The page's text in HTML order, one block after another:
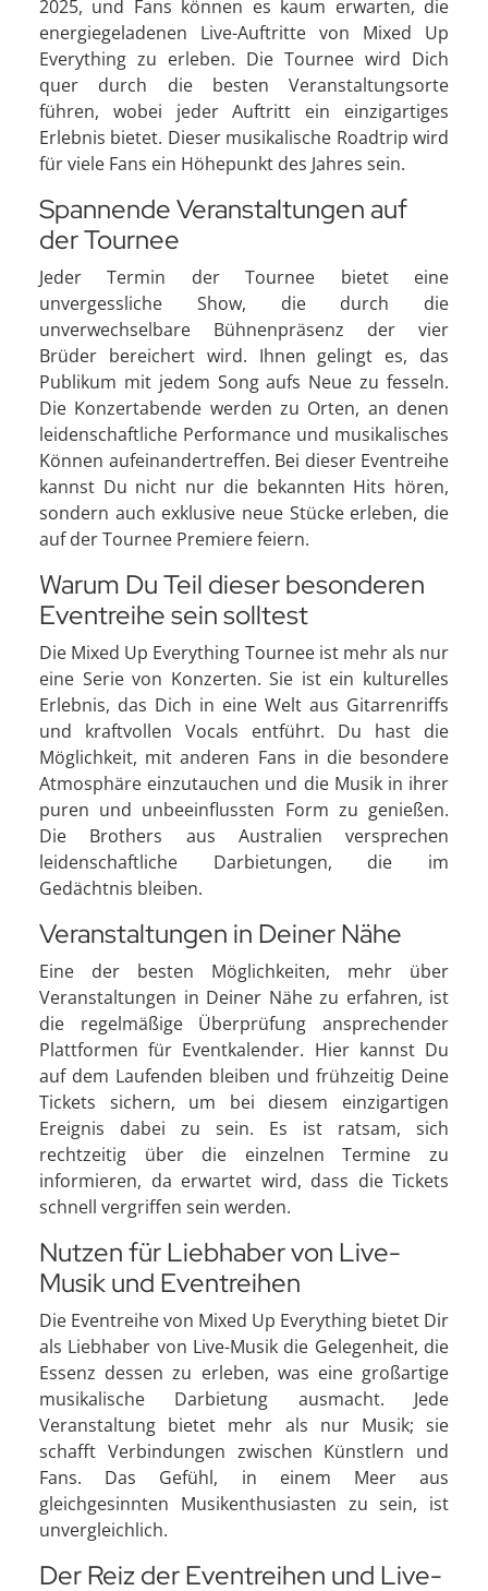
2025, und Fans können es kaum erwarten, die
energiegeladenen Live-Auftritte von Mixed Up
Everything zu erleben. Die Tournee wird Dich
quer durch die besten Veranstaltungsorte
führen, wobei jeder Auftritt ein einzigartiges
Erlebnis bietet. Dieser musikalische Roadtrip wird
für viele Fans ein Höhepunkt des Jahres sein.
Spannende Veranstaltungen auf
der Tournee
Jeder Termin der Tournee bietet eine
unvergessliche Show, die durch die
unverwechselbare Bühnenpräsenz der vier
Brüder bereichert wird. Ihnen gelingt es, das
Publikum mit jedem Song aufs Neue zu fesseln.
Die Konzertabende werden zu Orten, an denen
leidenschaftliche Performance und musikalisches
Können aufeinandertreffen. Bei dieser Eventreihe
kannst Du nicht nur die bekannten Hits hören,
sondern auch exklusive neue Stücke erleben, die
auf der Tournee Premiere feiern.
Warum Du Teil dieser besonderen
Eventreihe sein solltest
Die Mixed Up Everything Tournee ist mehr als nur
eine Serie von Konzerten. Sie ist ein kulturelles
Erlebnis, das Dich in eine Welt aus Gitarrenriffs
und kraftvollen Vocals entführt. Du hast die
Möglichkeit, mit anderen Fans in die besondere
Atmosphäre einzutauchen und die Musik in ihrer
puren und unbeeinflussten Form zu genießen.
Die Brothers aus Australien versprechen
leidenschaftliche Darbietungen, die im
Gedächtnis bleiben.
Veranstaltungen in Deiner Nähe
Eine der besten Möglichkeiten, mehr über
Veranstaltungen in Deiner Nähe zu erfahren, ist
die regelmäßige Überprüfung ansprechender
Plattformen für Eventkalender. Hier kannst Du
auf dem Laufenden bleiben und frühzeitig Deine
Tickets sichern, um bei diesem einzigartigen
Ereignis dabei zu sein. Es ist ratsam, sich
rechtzeitig über die einzelnen Termine zu
informieren, da erwartet wird, dass die Tickets
schnell vergriffen sein werden.
Nutzen für Liebhaber von Live-
Musik und Eventreihen
Die Eventreihe von Mixed Up Everything bietet Dir
als Liebhaber von Live-Musik die Gelegenheit, die
Essenz dessen zu erleben, was eine großartige
musikalische Darbietung ausmacht. Jede
Veranstaltung bietet mehr als nur Musik; sie
schafft Verbindungen zwischen Künstlern und
Fans. Das Gefühl, in einem Meer aus
gleichgesinnten Musikenthusiasten zu sein, ist
unvergleichlich.
Der Reiz der Eventreihen und Live-